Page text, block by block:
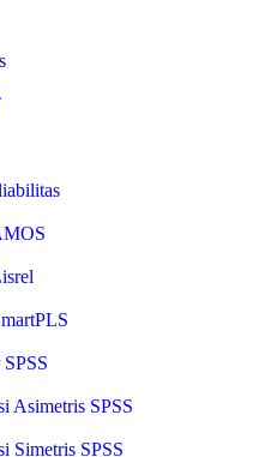
Asimetris SPSS
Simetris SPSS